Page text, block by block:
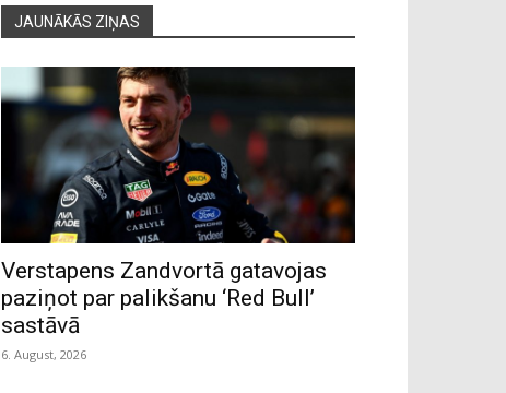
JAUNĀKĀS ZIŅAS
Verstapens Zandvortā gatavojas
paziņot par palikšanu ‘Red Bull’
sastāvā
6. August, 2026